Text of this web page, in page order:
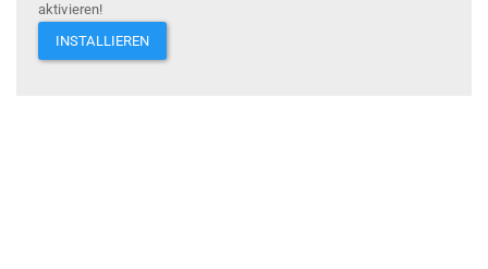
aktivieren!
INSTALLIEREN